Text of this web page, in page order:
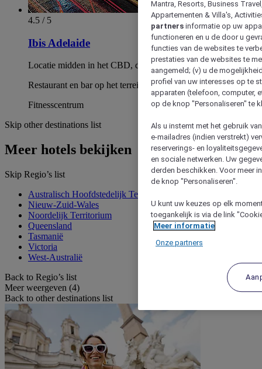
4.5 / 5
Ibis Adelaide
Locatie midden in het CBD, dicht bij Rundle Mall.
Restaurant en bar op het terrein.
Fitnesscentrum
Skip other destinations list
Meer hotels bekijken
Skip Regio’s list
Australisch Hoofdstedelijk Territorium
Nieuw-Zuid-Wales
Noordelijk Territorium
Queensland
Tasmanië
Victoria
West-Australië
Back to Regio’s list
Meer weergeven (4)
Back to other destinations list
Mantra, Resorts, Business
Appartementen & Villa's,
partners informatie op uw
functioneren en u de door u
functies van de websites te
prestaties van de websites te
aangemeld; (v) u de
profiel van uw interesses op te
apparaten (telefoon, computer,
op de knop "Personaliseren" te
Als u instemt met het gebruik
e-mailadres (indien verstrekt)
reserverings- en
en sociale netwerken. Uw
derden beschikken. Voor meer
de knop "Personaliseren".
U kunt uw keuzes op elk
toegankelijk is via de link
Meer informatie
Onze partners